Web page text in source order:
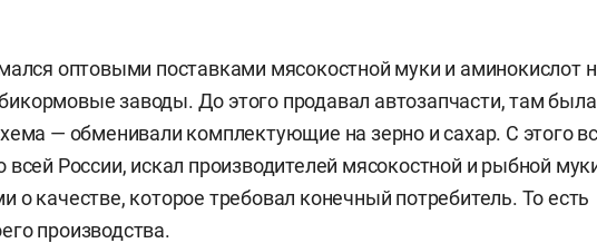
оптовыми поставками мясокостной муки и аминокислот
заводы. До этого продавал автозапчасти, там была
— обменивали комплектующие на зерно и сахар. С этого
всей России, искал производителей мясокостной и рыбной
о качестве, которое требовал конечный потребитель. То есть
производства.